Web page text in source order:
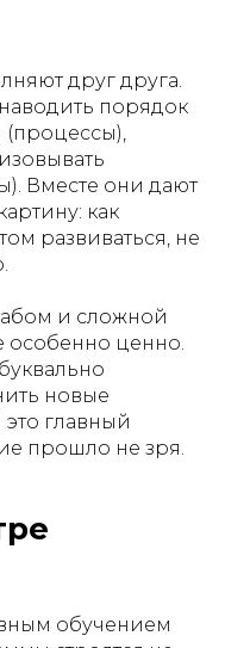
друг друга.
порядок
(процессы),
Вместе они дают
как
развиваться, не
и сложной
особенно ценно.
новые
главный
прошло не зря.
обучением